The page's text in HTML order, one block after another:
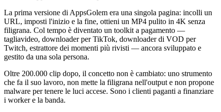
La prima versione di AppsGolem era una singola pagina: incolli un
URL, imposti l'inizio e la fine, ottieni un MP4 pulito in 4K senza
filigrana. Col tempo è diventato un toolkit a pagamento —
tagliavideo, downloader per TikTok, downloader di VOD per
Twitch, estrattore dei momenti più rivisti — ancora sviluppato e
gestito da una sola persona.
Oltre 200.000 clip dopo, il concetto non è cambiato: uno strumento
che fa il suo lavoro, non mette la filigrana nell'output e non propone
malware per tenere le luci accese. Sono i clienti paganti a finanziare
i worker e la banda.